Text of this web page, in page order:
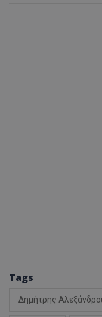
Tags
Δημήτρης